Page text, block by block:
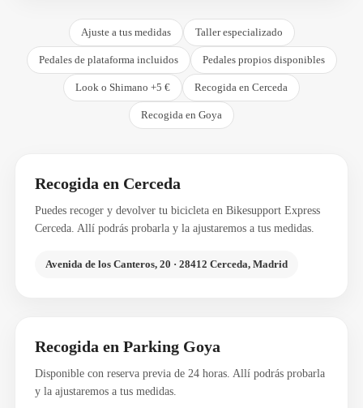
Ajuste a tus medidas Taller especializado
Pedales de plataforma incluidos Pedales propios disponibles
Look o Shimano +5 € Recogida en Cerceda
Recogida en Goya
Recogida en Cerceda
Puedes recoger y devolver tu bicicleta en Bikesupport Express
Cerceda. Allí podrás probarla y la ajustaremos a tus medidas.
Avenida de los Canteros, 20 · 28412 Cerceda, Madrid
Recogida en Parking Goya
Disponible con reserva previa de 24 horas. Allí podrás probarla
y la ajustaremos a tus medidas.